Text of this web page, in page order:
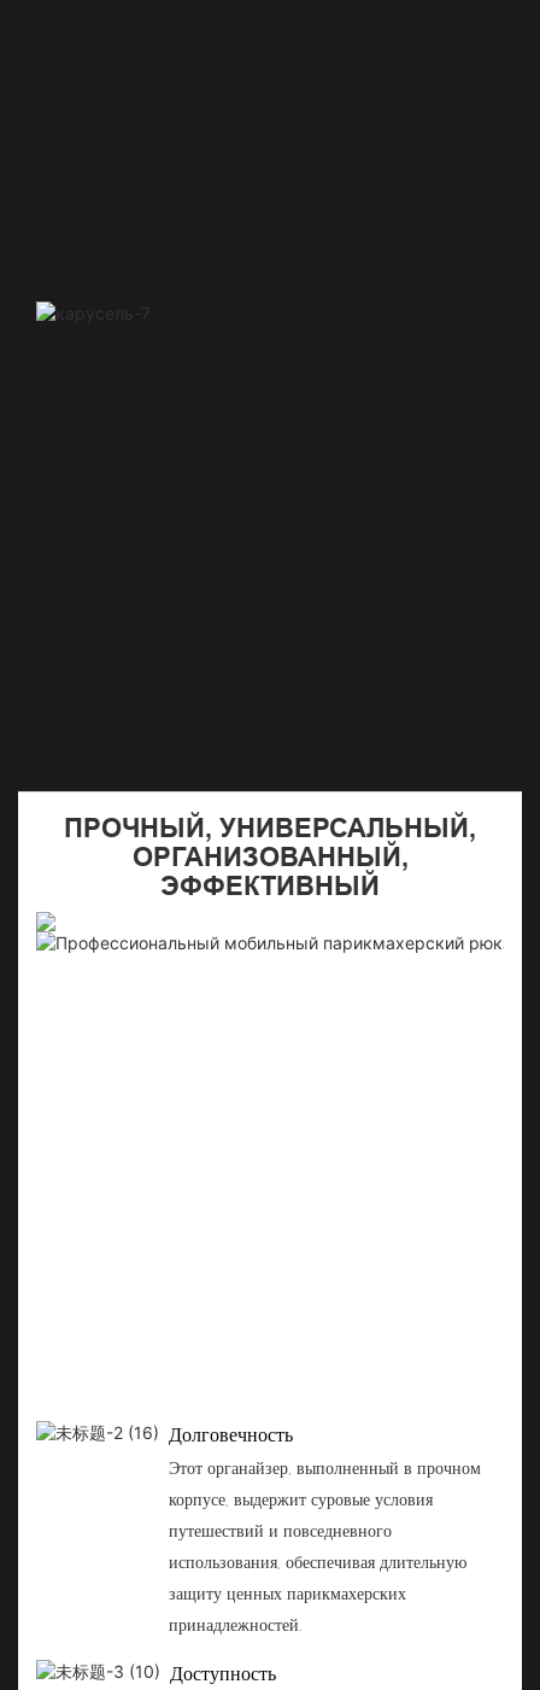
ПРОЧНЫЙ, УНИВЕРСАЛЬНЫЙ,
ОРГАНИЗОВАННЫЙ,
ЭФФЕКТИВНЫЙ
Долговечность
Этот органайзер, выполненный в прочном
корпусе, выдержит суровые условия
путешествий и повседневного
использования, обеспечивая длительную
защиту ценных парикмахерских
принадлежностей.
Доступность